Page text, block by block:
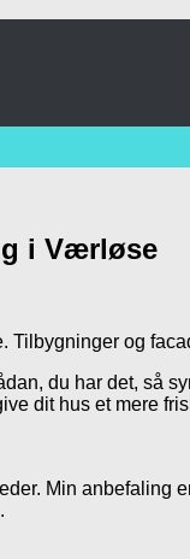
i Værløse
og
du har det, så
dit hus et mere
Min anbefaling